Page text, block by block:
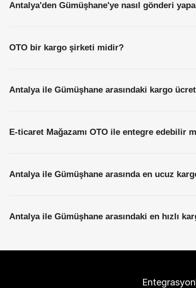
Antalya'den Gümüşhane'ye nasıl gönderi
OTO bir kargo şirketi midir?
Antalya ile Gümüşhane arasındaki kargo
E-ticaret Mağazamı OTO ile entegre edebilir
Antalya ile Gümüşhane arasında en ucuz
Antalya ile Gümüşhane arasındaki en hızlı